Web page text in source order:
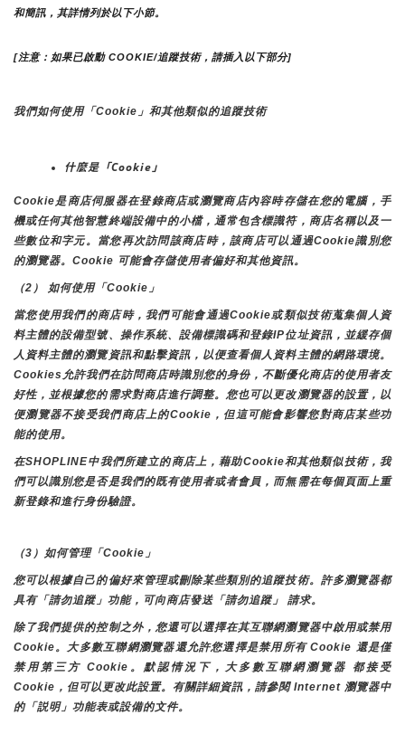
和簡訊，其詳情列於以下小節。
[注意：如果已啟動 COOKIE/追蹤技術，請插入以下部分]
我們如何使用「Cookie」和其他類似的追蹤技術
什麼是「Cookie」
Cookie是商店伺服器在登錄商店或瀏覽商店內容時存儲在您的電腦，手
機或任何其他智慧終端設備中的小檔，通常包含標識符，商店名稱以及一
些數位和字元。當您再次訪問該商店時，該商店可以通過Cookie識別您
的瀏覽器。Cookie 可能會存儲使用者偏好和其他資訊。
（2） 如何使用「Cookie」
當您使用我們的商店時，我們可能會通過Cookie或類似技術蒐集個人資
料主體的設備型號、操作系統、設備標識碼和登錄IP位址資訊，並緩存個
人資料主體的瀏覽資訊和點擊資訊，以便查看個人資料主體的網路環境。
Cookies允許我們在訪問商店時識別您的身份，不斷優化商店的使用者友
好性，並根據您的需求對商店進行調整。您也可以更改瀏覽器的設置，以
便瀏覽器不接受我們商店上的Cookie，但這可能會影響您對商店某些功
能的使用。
在SHOPLINE中我們所建立的商店上，藉助Cookie和其他類似技術，我
們可以識別您是否是我們的既有使用者或者會員，而無需在每個頁面上重
新登錄和進行身份驗證。
（3）如何管理「Cookie」
您可以根據自己的偏好來管理或刪除某些類別的追蹤技術。許多瀏覽器都
具有「請勿追蹤」功能，可向商店發送「請勿追蹤」 請求。
除了我們提供的控制之外，您還可以選擇在其互聯網瀏覽器中啟用或禁用
Cookie。大多數互聯網瀏覽器還允許您選擇是禁用所有 Cookie 還是僅
禁用第三方 Cookie。默認情況下，大多數互聯網瀏覽器 都接受
Cookie，但可以更改此設置。有關詳細資訊，請參閱 Internet 瀏覽器中
的「説明」功能表或設備的文件。